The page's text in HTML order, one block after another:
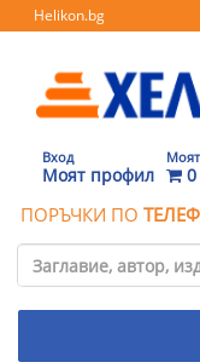
Helikon.bg
Вход
Моят профил 0
ПОРЪЧКИ ПО